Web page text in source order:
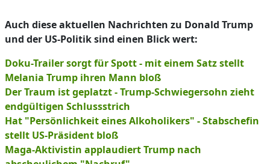
Auch diese aktuellen Nachrichten zu Donald Trump
und der US-Politik sind einen Blick wert:
Doku-Trailer sorgt für Spott - mit einem Satz stellt
Melania Trump ihren Mann bloß
Der Traum ist geplatzt - Trump-Schwiegersohn zieht
endgültigen Schlussstrich
Hat "Persönlichkeit eines Alkoholikers" - Stabschefin
stellt US-Präsident bloß
Maga-Aktivistin applaudiert Trump nach